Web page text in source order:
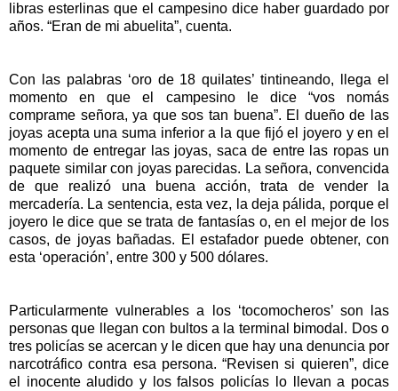
libras esterlinas que el campesino dice haber guardado por
años. “Eran de mi abuelita”, cuenta.
Con las palabras ‘oro de 18 quilates’ tintineando, llega el
momento en que el campesino le dice “vos nomás
comprame señora, ya que sos tan buena”. El dueño de las
joyas acepta una suma inferior a la que fijó el joyero y en el
momento de entregar las joyas, saca de entre las ropas un
paquete similar con joyas parecidas. La señora, convencida
de que realizó una buena acción, trata de vender la
mercadería. La sentencia, esta vez, la deja pálida, porque el
joyero le dice que se trata de fantasías o, en el mejor de los
casos, de joyas bañadas. El estafador puede obtener, con
esta ‘operación’, entre 300 y 500 dólares.
Particularmente vulnerables a los ‘tocomocheros’ son las
personas que llegan con bultos a la terminal bimodal. Dos o
tres policías se acercan y le dicen que hay una denuncia por
narcotráfico contra esa persona. “Revisen si quieren”, dice
el inocente aludido y los falsos policías lo llevan a pocas